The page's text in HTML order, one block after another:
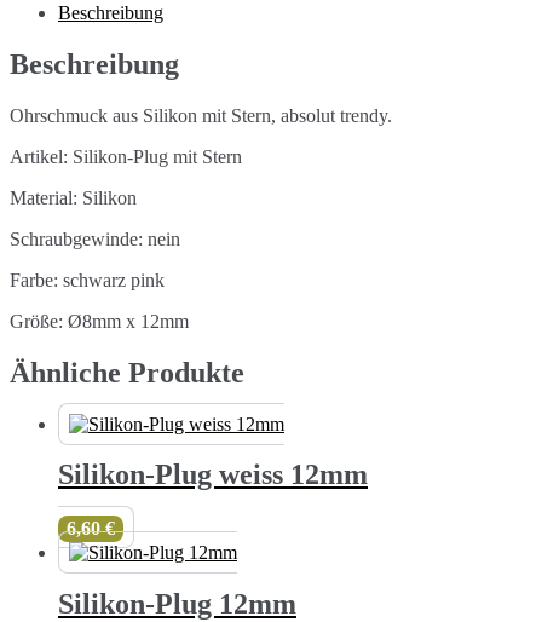
Beschreibung
Beschreibung
Ohrschmuck aus Silikon mit Stern, absolut trendy.
Artikel: Silikon-Plug mit Stern
Material: Silikon
Schraubgewinde: nein
Farbe: schwarz pink
Größe: Ø8mm x 12mm
Ähnliche Produkte
Silikon-Plug weiss 12mm
6,60€
Silikon-Plug 12mm